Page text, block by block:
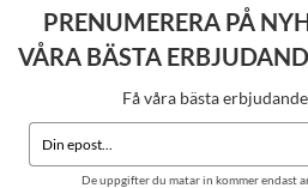
PRENUMERERA PÅ
VÅRA BÄSTA
Få våra bästa
De uppgifter du matar in kommer endast